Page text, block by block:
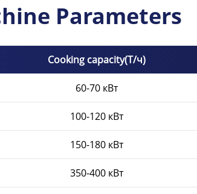
Parameters
Cooking capacity(Т/ч)
60-70 кВт
100-120 кВт
150-180 кВт
350-400 кВт